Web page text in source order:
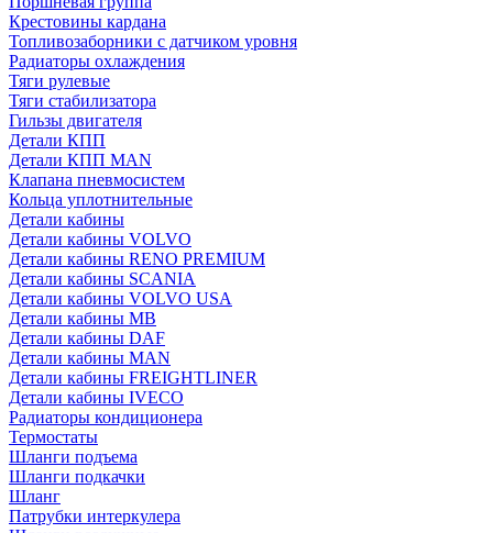
Крестовины кардана
Топливозаборники с датчиком уровня
Радиаторы охлаждения
Тяги рулевые
Тяги стабилизатора
Гильзы двигателя
Детали КПП
Детали КПП MAN
Клапана пневмосистем
Кольца уплотнительные
Детали кабины
Детали кабины VOLVO
Детали кабины RENO PREMIUM
Детали кабины SCANIA
Детали кабины VOLVO USA
Детали кабины MB
Детали кабины DAF
Детали кабины MAN
Детали кабины FREIGHTLINER
Детали кабины IVECO
Радиаторы кондиционера
Термостаты
Шланги подъема
Шланги подкачки
Шланг
Патрубки интеркулера